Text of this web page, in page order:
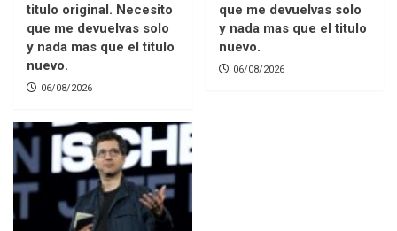
titulo original. Necesito
que me devuelvas solo
y nada mas que el titulo
nuevo.
06/08/2026
que me devuelvas solo
y nada mas que el titulo
nuevo.
06/08/2026